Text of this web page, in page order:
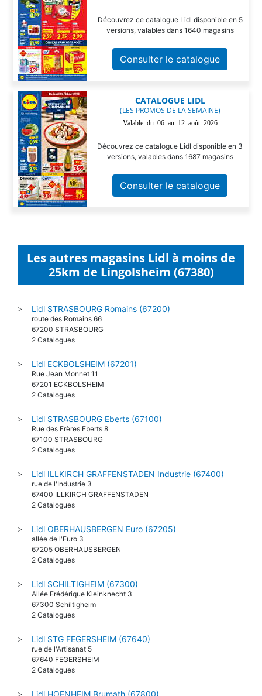
Découvrez ce catalogue Lidl disponible en 5
versions, valables dans 1640 magasins
Consulter le catalogue
CATALOGUE LIDL
(LES PROMOS DE LA SEMAINE)
Valable du 06 au 12 août 2026
Découvrez ce catalogue Lidl disponible en 3
versions, valables dans 1687 magasins
Consulter le catalogue
Les autres magasins Lidl à moins de
25km de Lingolsheim (67380)
> Lidl STRASBOURG Romains (67200)
route des Romains 66
67200 STRASBOURG
2 Catalogues
> Lidl ECKBOLSHEIM (67201)
Rue Jean Monnet 11
67201 ECKBOLSHEIM
2 Catalogues
> Lidl STRASBOURG Eberts (67100)
Rue des Frères Eberts 8
67100 STRASBOURG
2 Catalogues
> Lidl ILLKIRCH GRAFFENSTADEN Industrie (67400)
rue de l'Industrie 3
67400 ILLKIRCH GRAFFENSTADEN
2 Catalogues
> Lidl OBERHAUSBERGEN Euro (67205)
allée de l'Euro 3
67205 OBERHAUSBERGEN
2 Catalogues
> Lidl SCHILTIGHEIM (67300)
Allée Frédérique Kleinknecht 3
67300 Schiltigheim
2 Catalogues
> Lidl STG FEGERSHEIM (67640)
rue de l'Artisanat 5
67640 FEGERSHEIM
2 Catalogues
> Lidl HOENHEIM Brumath (67800)